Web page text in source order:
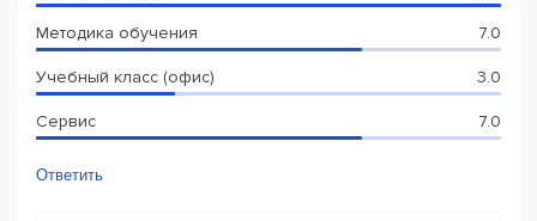
Методика обучения 7.0
Учебный класс (офис) 3.0
Сервис 7.0
Ответить